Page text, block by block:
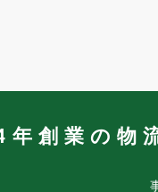
創業の物